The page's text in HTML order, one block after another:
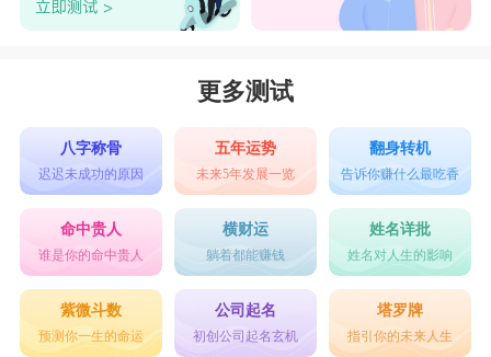
更多测试
八字称骨
迟迟未成功的原因
五年运势
未来5年发展一览
翻身转机
告诉你赚什么最吃香
命中贵人
谁是你的命中贵人
横财运
躺着都能赚钱
姓名详批
姓名对人生的影响
紫微斗数
预测你一生的命运
公司起名
初创公司起名玄机
塔罗牌
指引你的未来人生